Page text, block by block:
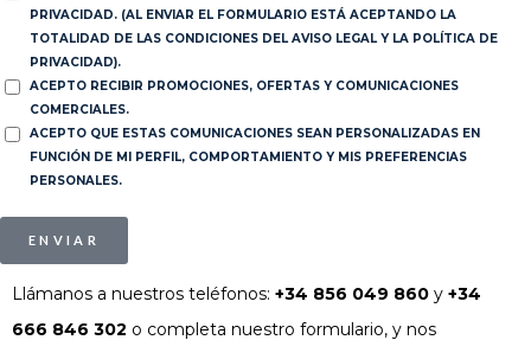
PRIVACIDAD. (AL ENVIAR EL FORMULARIO ESTÁ ACEPTANDO LA
TOTALIDAD DE LAS CONDICIONES DEL AVISO LEGAL Y LA POLÍTICA DE
PRIVACIDAD).
ACEPTO RECIBIR PROMOCIONES, OFERTAS Y COMUNICACIONES
COMERCIALES.
ACEPTO QUE ESTAS COMUNICACIONES SEAN PERSONALIZADAS EN
FUNCIÓN DE MI PERFIL, COMPORTAMIENTO Y MIS PREFERENCIAS
PERSONALES.
ENVIAR
Llámanos a nuestros teléfonos: +34 856 049 860 y +34
666 846 302 o completa nuestro formulario, y nos